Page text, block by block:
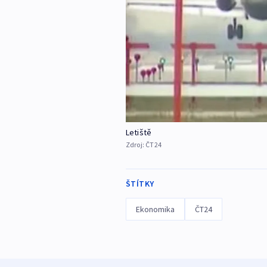
Letiště
Zdroj: ČT24
ŠTÍTKY
Ekonomika ČT24